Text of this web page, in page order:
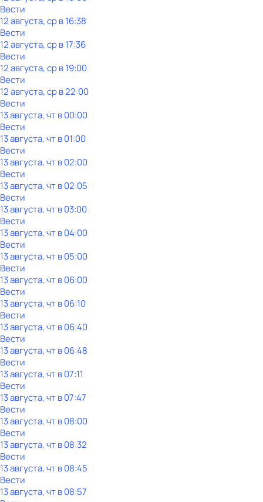
Вести
12 августа, ср в 16:38
Вести
12 августа, ср в 17:36
Вести
12 августа, ср в 19:00
Вести
12 августа, ср в 22:00
Вести
13 августа, чт в 00:00
Вести
13 августа, чт в 01:00
Вести
13 августа, чт в 02:00
Вести
13 августа, чт в 02:05
Вести
13 августа, чт в 03:00
Вести
13 августа, чт в 04:00
Вести
13 августа, чт в 05:00
Вести
13 августа, чт в 06:00
Вести
13 августа, чт в 06:10
Вести
13 августа, чт в 06:40
Вести
13 августа, чт в 06:48
Вести
13 августа, чт в 07:11
Вести
13 августа, чт в 07:47
Вести
13 августа, чт в 08:00
Вести
13 августа, чт в 08:32
Вести
13 августа, чт в 08:45
Вести
13 августа, чт в 08:57